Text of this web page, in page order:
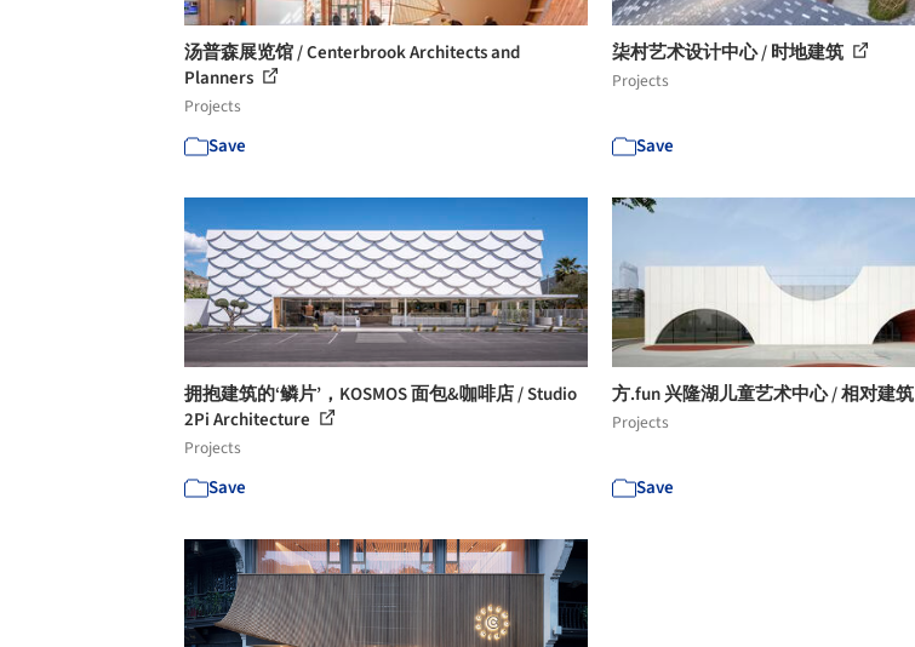
汤普森展览馆 / Centerbrook Architects and
Planners
Projects
Save
柒村艺术设计中心 / 时地建筑
Projects
Save
拥抱建筑的‘鳞片’，KOSMOS 面包&咖啡店 / Studio
2Pi Architecture
Projects
Save
方.fun 兴隆湖儿童艺术中心 / 相对建筑
Projects
Save